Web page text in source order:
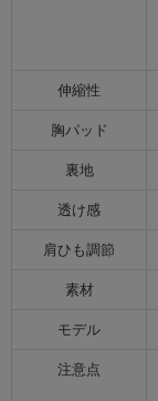
伸縮性
胸パッド
裏地
透け感
肩ひも調節
素材
モデル
注意点